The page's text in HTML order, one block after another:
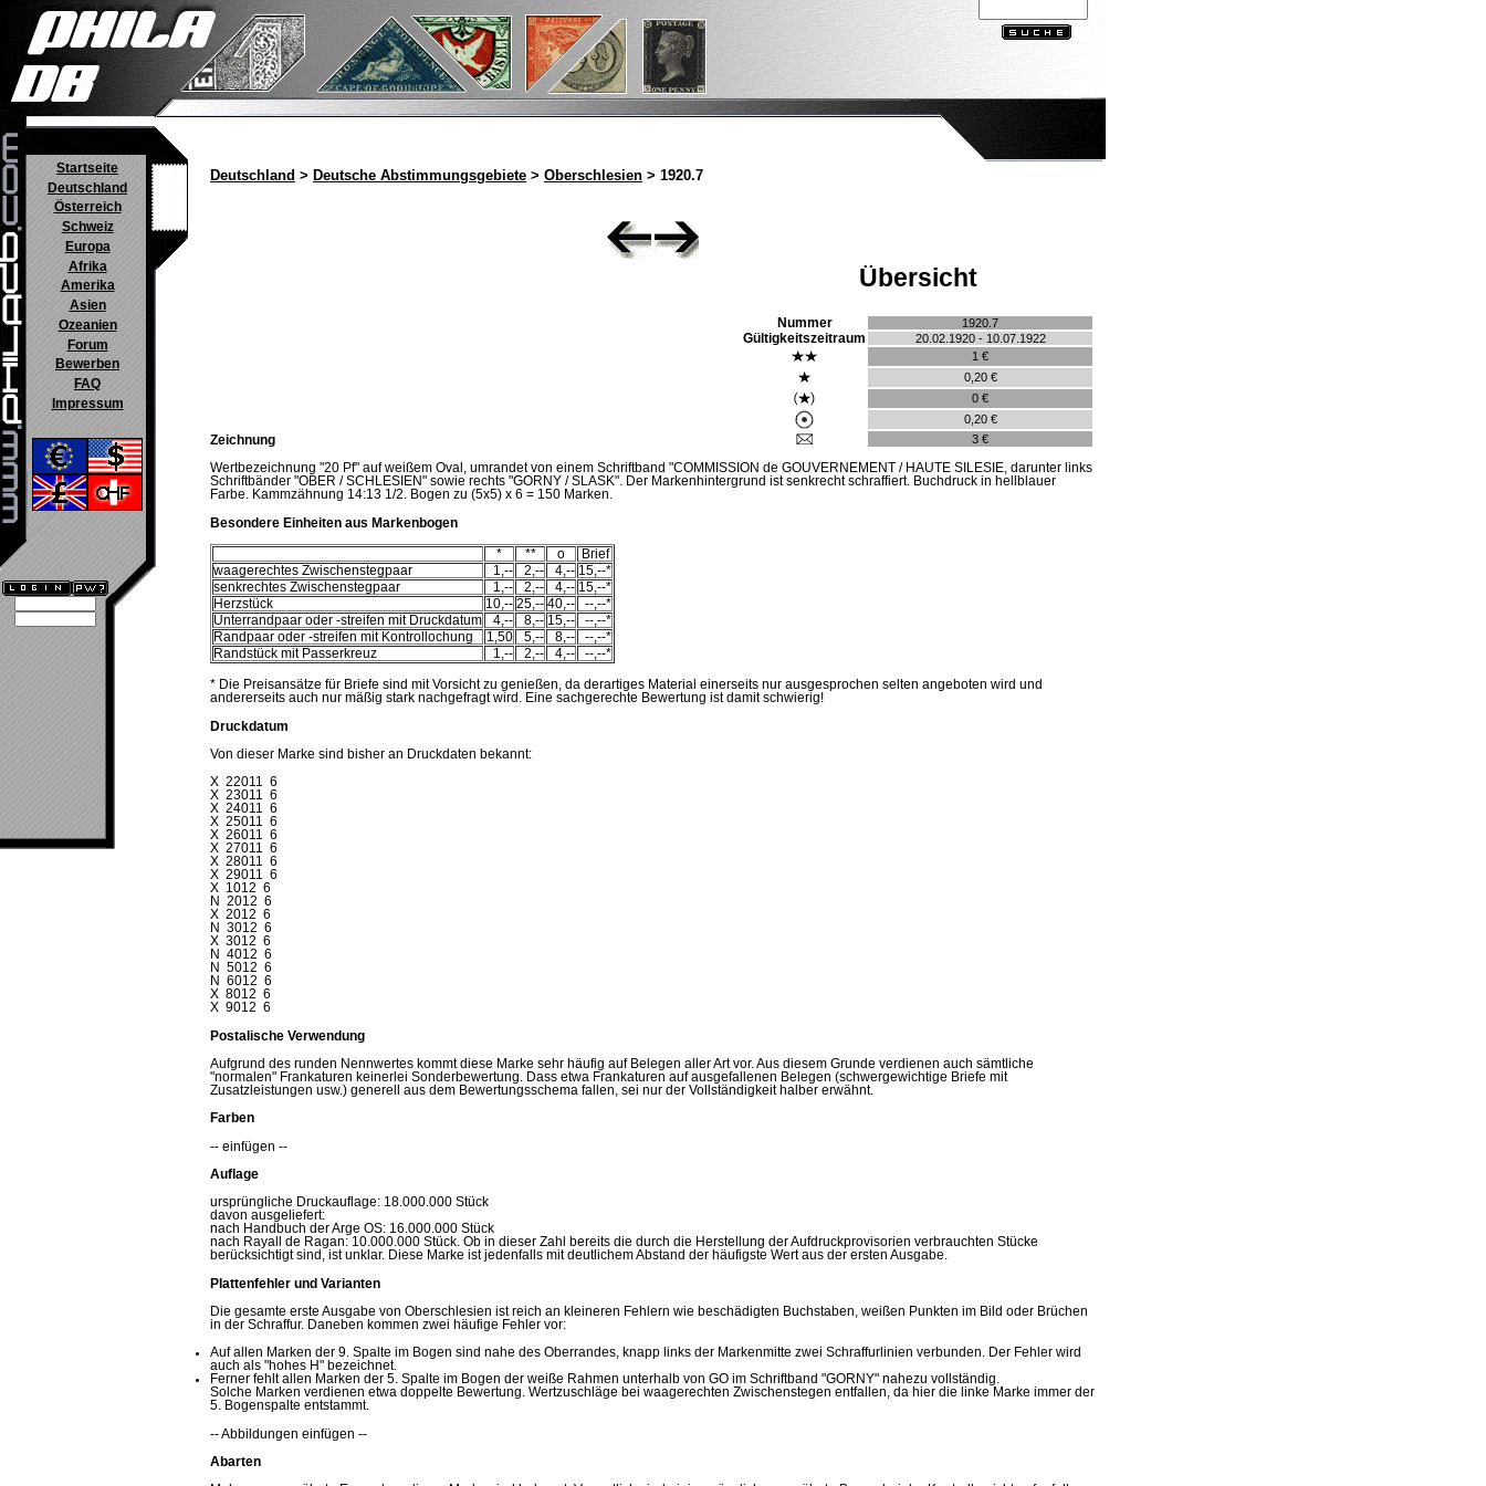
Startseite
Deutschland
Österreich
Schweiz
Europa
Afrika
Amerika
Asien
Ozeanien
Forum
Bewerben
FAQ
Impressum
Deutschland > Deutsche Abstimmungsgebiete > Oberschlesien > 1920.7
Übersicht
Nummer
1920.7
Gültigkeitszeitraum
20.02.1920 - 10.07.1922
1 €
0,20 €
0 €
0,20 €
3 €
Zeichnung
Wertbezeichnung "20 Pf" auf weißem Oval, umrandet von einem Schriftband "COMMISSION de GOUVERNEMENT / HAUTE SILESIE, darunter links
Schriftbänder "OBER / SCHLESIEN" sowie rechts "GORNY / SLASK". Der Markenhintergrund ist senkrecht schraffiert. Buchdruck in hellblauer
Farbe. Kammzähnung 14:13 1/2. Bogen zu (5x5) x 6 = 150 Marken.
Besondere Einheiten aus Markenbogen
* ** o
Brief
waagerechtes Zwischenstegpaar
1,-- 2,-- 4,-- 15,--*
senkrechtes Zwischenstegpaar
1,-- 2,-- 4,-- 15,--*
Herzstück
10,-- 25,-- 40,--
--,--*
Unterrandpaar oder -streifen mit Druckdatum
4,-- 8,-- 15,--
--,--*
Randpaar oder -streifen mit Kontrollochung
1,50 5,-- 8,--
--,--*
Randstück mit Passerkreuz
1,-- 2,-- 4,-- --,--*
* Die Preisansätze für Briefe sind mit Vorsicht zu genießen, da derartiges Material einerseits nur ausgesprochen selten angeboten wird und
andererseits auch nur mäßig stark nachgefragt wird. Eine sachgerechte Bewertung ist damit schwierig!
Druckdatum
Von dieser Marke sind bisher an Druckdaten bekannt:
X 22011 6
X 23011 6
X 24011 6
X 25011 6
X 26011 6
X 27011 6
X 28011 6
X 29011 6
X 1012 6
N 2012 6
X 2012 6
N 3012 6
X 3012 6
N 4012 6
N 5012 6
N 6012 6
X 8012 6
X 9012 6
Postalische Verwendung
Aufgrund des runden Nennwertes kommt diese Marke sehr häufig auf Belegen aller Art vor. Aus diesem Grunde verdienen auch sämtliche
"normalen" Frankaturen keinerlei Sonderbewertung. Dass etwa Frankaturen auf ausgefallenen Belegen (schwergewichtige Briefe mit
Zusatzleistungen usw.) generell aus dem Bewertungsschema fallen, sei nur der Vollständigkeit halber erwähnt.
Farben
-- einfügen --
Auflage
ursprüngliche Druckauflage: 18.000.000 Stück
davon ausgeliefert:
nach Handbuch der Arge OS: 16.000.000 Stück
nach Rayall de Ragan: 10.000.000 Stück. Ob in dieser Zahl bereits die durch die Herstellung der Aufdruckprovisorien verbrauchten Stücke
berücksichtigt sind, ist unklar. Diese Marke ist jedenfalls mit deutlichem Abstand der häufigste Wert aus der ersten Ausgabe.
Plattenfehler und Varianten
Die gesamte erste Ausgabe von Oberschlesien ist reich an kleineren Fehlern wie beschädigten Buchstaben, weißen Punkten im Bild oder Brüchen
in der Schraffur. Daneben kommen zwei häufige Fehler vor:
Auf allen Marken der 9. Spalte im Bogen sind nahe des Oberrandes, knapp links der Markenmitte zwei Schraffurlinien verbunden. Der Fehler wird
auch als "hohes H" bezeichnet.
Ferner fehlt allen Marken der 5. Spalte im Bogen der weiße Rahmen unterhalb von GO im Schriftband "GORNY" nahezu vollständig.
Solche Marken verdienen etwa doppelte Bewertung. Wertzuschläge bei waagerechten Zwischenstegen entfallen, da hier die linke Marke immer der
5. Bogenspalte entstammt.
-- Abbildungen einfügen --
Abarten